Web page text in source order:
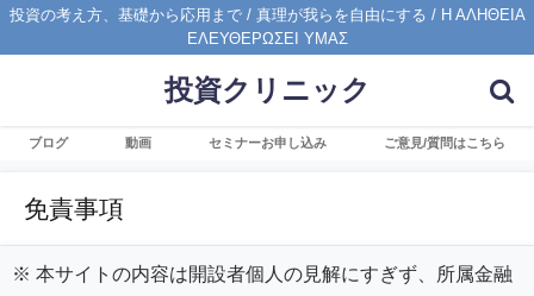
投資の考え方、基礎から応用まで / 真理が我らを自由にする / Η ΑΛΗΘΕΙΑ
ΕΛΕΥΘΕΡΩΣΕΙ ΥΜΑΣ
投資クリニック
ブログ 動画 セミナーお申し込み ご意見/質問はこちら
免責事項
※ 本サイトの内容は開設者個人の見解にすぎず、所属金融